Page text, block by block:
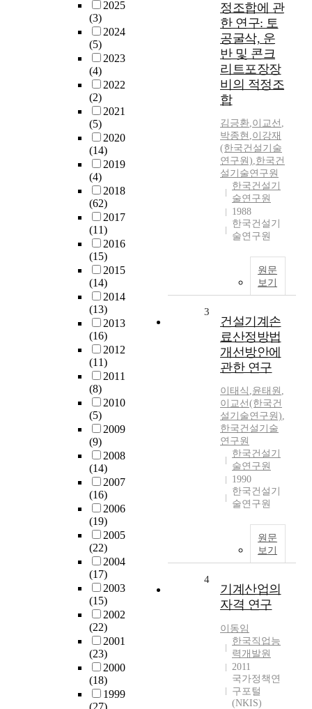
2025
(3)
2024
(5)
2023
(4)
2022
(2)
2021
(5)
2020
(14)
2019
(4)
2018
(62)
2017
(11)
2016
(15)
2015
(14)
2014
(13)
2013
(16)
2012
(11)
2011
(8)
2010
(5)
2009
(9)
2008
(14)
2007
(16)
2006
(19)
2005
(22)
2004
(17)
2003
(15)
2002
(22)
2001
(23)
2000
(18)
1999
정조합에 관
한 연구: 토
공굴삭, 운
반 및 콘크
리트포장장
비의 적정조
합
김긍환,이교선 ,
박종현 ,이강재
(한국건설기술
연구원),한국건
설기술연구원
한국건설기
술연구원
1988
한국건설기
술연구원
원문
보기
3
건설기계손
료산정방법
개선방안에
관한 연구
이태식 ,윤태원 ,
이교선(한국건
설기술연구원),
한국건설기술
연구원
한국건설기
술연구원
1990
한국건설기
술연구원
원문
보기
4
기계산업의
자격 연구
이동임
한국직업능
력개발원
2011
국가정책연
구포털
(NKIS)